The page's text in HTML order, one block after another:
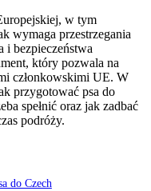
w tym
wymaga przestrzegania
i bezpieczeństwa
który pozwala na
członkowskimi UE. W
przygotować psa do
spełnić oraz jak zadbać
podróży.
do Czech